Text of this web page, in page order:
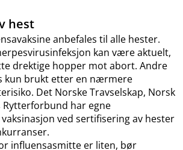
hest
anbefales til alle hester.
kan være aktuelt,
drektige hopper mot abort. Andre
kun brukt etter en nærmere
Det Norske Travselskap, Norsk
Rytterforbund har egne
ved sertifisering av hester
influensasmitte er liten, bør